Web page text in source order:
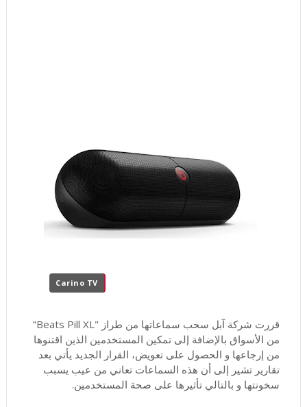
Carino TV
قررت شركة آبل سحب سماعاتها من طراز "Beats Pill XL"
من الأسواق بالإضافة إلى تمكين المستخدمين الذين اقتنوها
من إرجاعها و الحصول على تعويض، القرار الجديد يأتي بعد
تقارير تشير إلى أن هذه السماعات تعاني من عيب يسبب
سخونتها و بالتالي تأثيرها على صحة المستخدمين.